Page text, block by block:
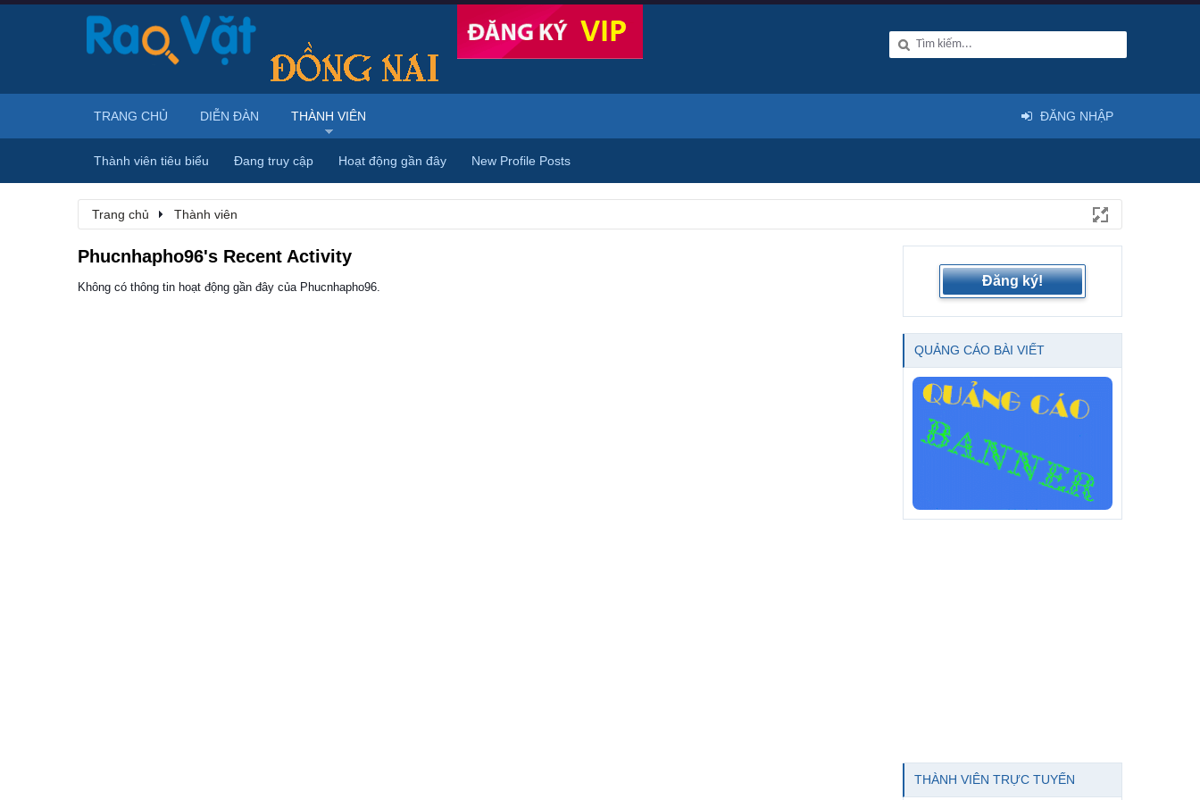
Trang chủ Thành viên
Phucnhapho96's Recent Activity
Không có thông tin hoạt động gần đây của Phucnhapho96. Đăng ký!
QUẢNG CÁO BÀI VIẾT
THÀNH VIÊN TRỰC TUYẾN
TRANG CHỦ DIỄN ĐÀN THÀNH VIÊN
Thành viên tiêu biểu Đang truy cập Hoạt động gần đây New Profile Posts
ĐĂNG NHẬP